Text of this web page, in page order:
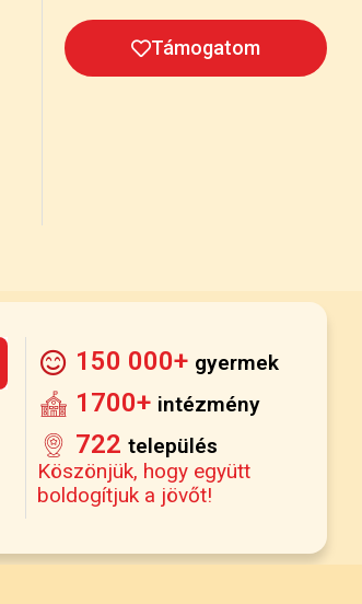
Támogatom
150 000+ gyermek
1700+ intézmény
722 település
Köszönjük, hogy együtt
boldogítjuk a jövőt!